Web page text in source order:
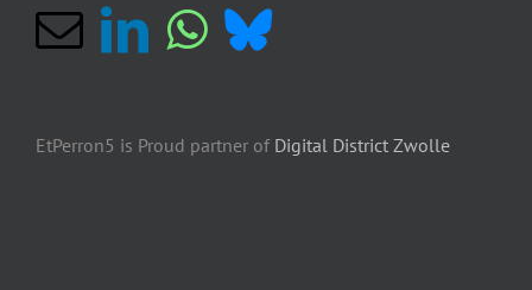
EtPerron5 is Proud partner of Digital District Zwolle